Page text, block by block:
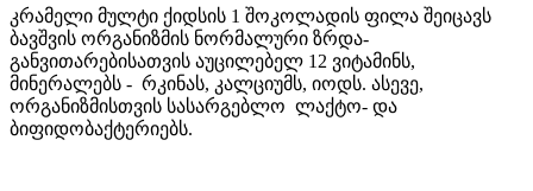
კრამელი მულტი ქიდსის 1 შოკოლადის ფილა შეიცავს
ბავშვის ორგანიზმის ნორმალური ზრდა-
განვითარებისათვის აუცილებელ 12 ვიტამინს,
მინერალებს - რკინას, კალციუმს, იოდს. ასევე,
ორგანიზმისთვის სასარგებლო ლაქტო- და
ბიფიდობაქტერიებს.